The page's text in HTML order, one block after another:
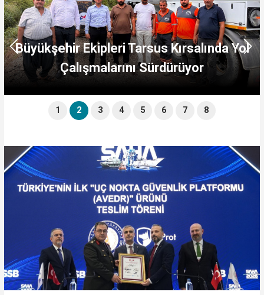
Büyükşehir Ekipleri Tarsus Kırsalında Yol
Çalışmalarını Sürdürüyor
1 2 3 4 5 6 7 8